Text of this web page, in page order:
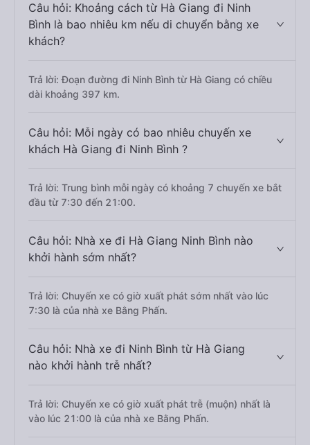
Câu hỏi: Khoảng cách từ Hà Giang đi Ninh
Bình là bao nhiêu km nếu di chuyển bằng xe
khách?
Trả lời: Đoạn đường đi Ninh Bình từ Hà Giang có chiều
dài khoảng 397 km.
Câu hỏi: Mỗi ngày có bao nhiêu chuyến xe
khách Hà Giang đi Ninh Bình ?
Trả lời: Trung bình mỗi ngày có khoảng 7 chuyến xe bắt
đầu từ 7:30 đến 21:00.
Câu hỏi: Nhà xe đi Hà Giang Ninh Bình nào
khởi hành sớm nhất?
Trả lời: Chuyến xe có giờ xuất phát sớm nhất vào lúc
7:30 là của nhà xe Bằng Phấn.
Câu hỏi: Nhà xe đi Ninh Bình từ Hà Giang
nào khởi hành trễ nhất?
Trả lời: Chuyến xe có giờ xuất phát trễ (muộn) nhất là
vào lúc 21:00 là của nhà xe Bằng Phấn.